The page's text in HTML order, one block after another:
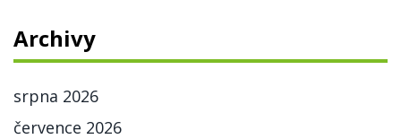
Archivy
srpna 2026
července 2026